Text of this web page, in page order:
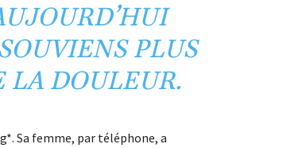
PLUS
LA DOULEUR.
Sa femme, par téléphone, a